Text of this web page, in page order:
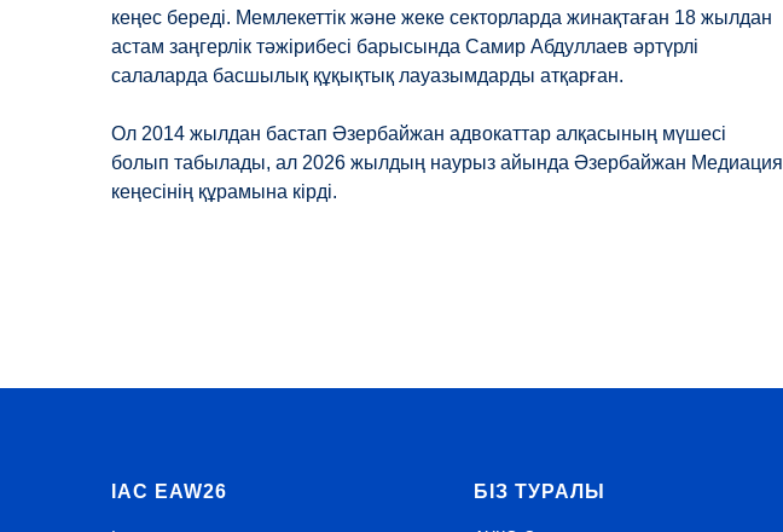
кеңес береді. Мемлекеттік және жеке секторларда жинақтаған 18 жылдан
астам заңгерлік тәжірибесі барысында Самир Абдуллаев әртүрлі
салаларда басшылық құқықтық лауазымдарды атқарған.
Ол 2014 жылдан бастап Әзербайжан адвокаттар алқасының мүшесі
болып табылады, ал 2026 жылдың наурыз айында Әзербайжан Медиация
кеңесінің құрамына кірді.
IAC EAW26 БІЗ ТУРАЛЫ